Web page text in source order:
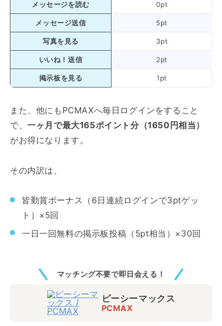
メッセージを読む 0pt
メッセージ送信 5pt
写真を見る 3pt
いいね！送信 2pt
掲示板を見る 1pt
また、他にもPCMAXへ毎日ログインをすること
で、一ヶ月で最大165ポイント分（1650円相当）
がお得になります。
その内訳は、
皆勤賞ボーナス（6日連続ログインで3ptゲッ
ト）×5回
一日一回無料の掲示板投稿（5pt相当）×30回
マッチング不要で即日会える！
ピーシーマックス
PCMAX